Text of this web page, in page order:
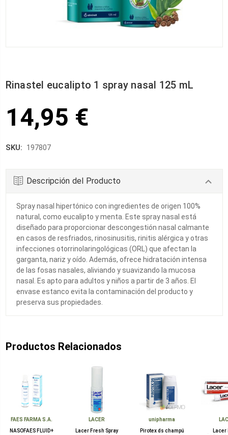
Rinastel eucalipto 1 spray nasal 125 mL
14,95 €
SKU: 197807
Descripción del Producto
Spray nasal hipertónico con ingredientes de origen 100%
natural, como eucalipto y menta. Este spray nasal está
diseñado para proporcionar descongestión nasal calmante
en casos de resfriados, rinosinusitis, rinitis alérgica y otras
infecciones otorrinolaringológicas (ORL) que afectan la
garganta, nariz y oído. Además, ofrece hidratación intensa
de las fosas nasales, aliviando y suavizando la mucosa
nasal. Es apto para adultos y niños a partir de 3 años. El
envase estanco evita la contaminación del producto y
preserva sus propiedades.
Productos Relacionados
FAES FARMA S.A.
NASOFAES FLUID+
LACER
Lacer Fresh Spray
unipharma
Pirotex ds champú
Lacer